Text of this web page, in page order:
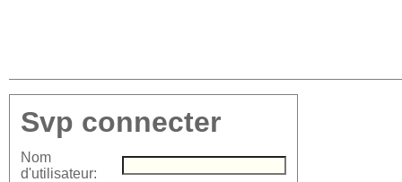
Svp connecter
Nom
d'utilisateur: